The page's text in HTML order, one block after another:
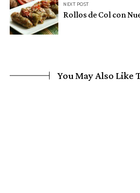
NEXT POST
Rollos de Col con
You May Also Like